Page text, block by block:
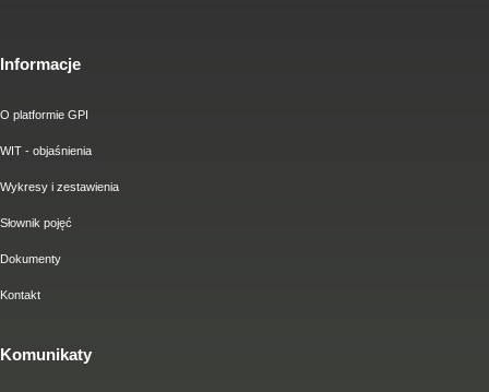
Informacje
O platformie GPI
WIT - objaśnienia
Wykresy i zestawienia
Słownik pojęć
Dokumenty
Kontakt
Komunikaty